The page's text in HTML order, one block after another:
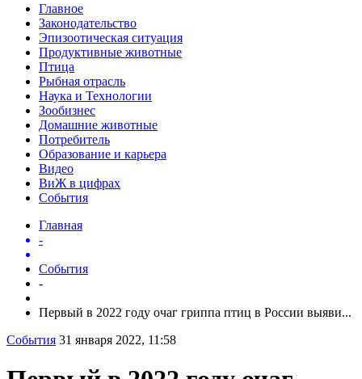
Главное
Законодательство
Эпизоотическая ситуация
Продуктивные животные
Птица
Рыбная отрасль
Наука и Технологии
Зообизнес
Домашние животные
Потребитель
Образование и карьера
Видео
ВиЖ в цифрах
События
Главная
-
События
-
Первый в 2022 году очаг гриппа птиц в России выяви...
События 31 января 2022, 11:58